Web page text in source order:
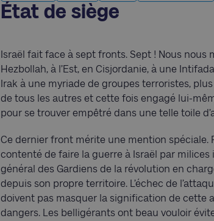
État de siège
Israël fait face à sept fronts. Sept ! Nous nous
Hezbollah, à l’Est, en Cisjordanie, à une
Irak à une myriade de groupes terroristes,
de tous les autres et cette fois engagé lui-
pour se trouver empêtré dans une telle toile
Ce dernier front mérite une mention spéciale.
contenté de faire la guerre à Israël par milices
général des Gardiens de la révolution en
depuis son propre territoire. L’échec de
doivent pas masquer la signification de cette
dangers. Les belligérants ont beau vouloir